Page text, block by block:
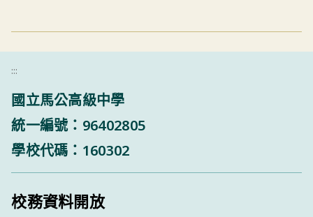
:::
國立馬公高級中學
統一編號：96402805
學校代碼：160302
校務資料開放